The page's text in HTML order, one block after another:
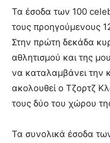
Τα έσοδα των 100
τους προηγούμενους
Στην πρώτη δεκάδα
αθλητισμού και της
να καταλαμβάνει την
ακολουθεί ο Τζορτζ
τους δύο του χώρου
Τα συνολικά έσοδα